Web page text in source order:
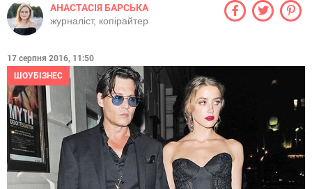
АНАСТАСІЯ БАРСЬКА
журналіст, копірайтер
17 серпня 2016, 11:50
ШОУБІЗНЕС